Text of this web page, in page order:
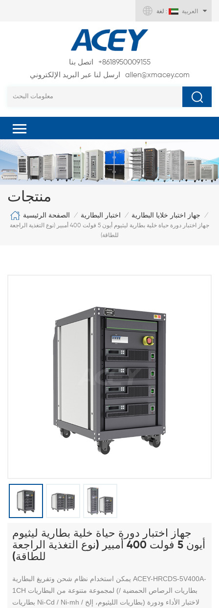
لغة : العربية
اتصل بنا
+8618950009155
ارسل لنا عبر البريد الإلكتروني
allen@xmacey.com
منتجات
الصفحة الرئيسية / اختبار البطارية / جهاز اختبار خلايا البطارية
/
جهاز اختبار دورة حياة خلية بطارية ليثيوم أيون 5 فولت 400 أمبير (نوع التغذية الراجعة
للطاقة)
جهاز اختبار دورة حياة خلية بطارية ليثيوم
أيون 5 فولت 400 أمبير (نوع التغذية الراجعة
للطاقة)
يمكن استخدام نظام شحن وتفريغ البطارية ACEY-HRCDS-5V400A-
1CH لمجموعة متنوعة من البطاريات (بطاريات الرصاص الحمضية /
بطاريات Ni-Cd / Ni-mh / بطاريات الليثيوم، إلخ) لاختبار الأداء ودورة